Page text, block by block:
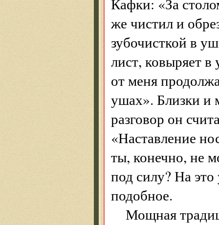
же чистил и
зубочисткой в
лист, ковыряет
от меня
ушах». Близки и
разговор он
«Наставление
ты, конечно, не
под силу? На
подобное.
Мощная